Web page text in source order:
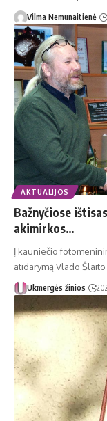
Vilma Nemunaitienė
AKTUALIJOS
Bažnyčiose
akimirkos…
Į kauniečio
atidarymą Vlado
Ukmergės žinios